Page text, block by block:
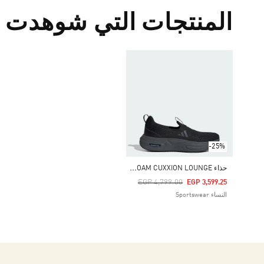
المنتجات التي شوهدت
-25%
ح
ذاء CLOUDFOAM CUXXION LOUNGE
Price Reduced From
EGP 4,799.00
To EGP 3,599.25
النساء Sportswear